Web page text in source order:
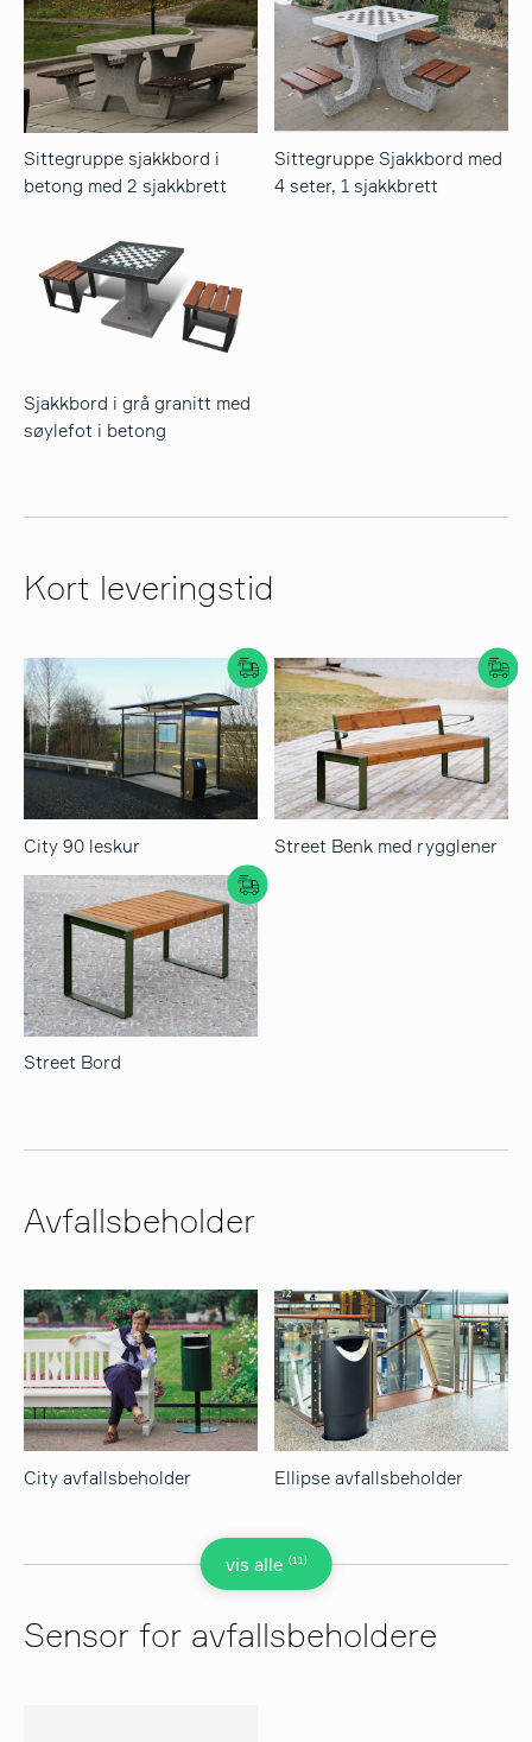
Sittegruppe sjakkbord i
betong med 2 sjakkbrett
Sittegruppe Sjakkbord med
4 seter, 1 sjakkbrett
Sjakkbord i grå granitt med
søylefot i betong
Kort leveringstid
City 90 leskur Street Benk med rygglener
Street Bord
Avfallsbeholder
vis alle (11)
City avfallsbeholder Ellipse avfallsbeholder
Sensor for avfallsbeholdere